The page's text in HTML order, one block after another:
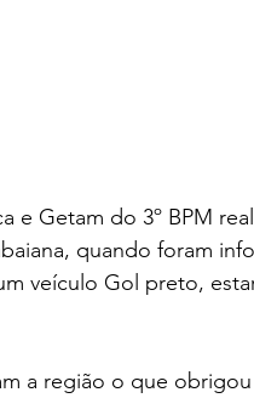
e Getam do 3º BPM
quando foram
veículo Gol preto,
a região o que